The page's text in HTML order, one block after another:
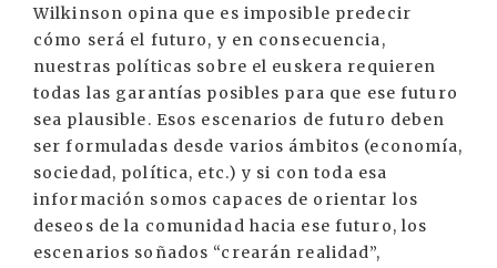
Wilkinson opina que es imposible predecir
cómo será el futuro, y en consecuencia,
nuestras políticas sobre el euskera requieren
todas las garantías posibles para que ese futuro
sea plausible. Esos escenarios de futuro deben
ser formuladas desde varios ámbitos (economía,
sociedad, política, etc.) y si con toda esa
información somos capaces de orientar los
deseos de la comunidad hacia ese futuro, los
escenarios soñados “crearán realidad”,